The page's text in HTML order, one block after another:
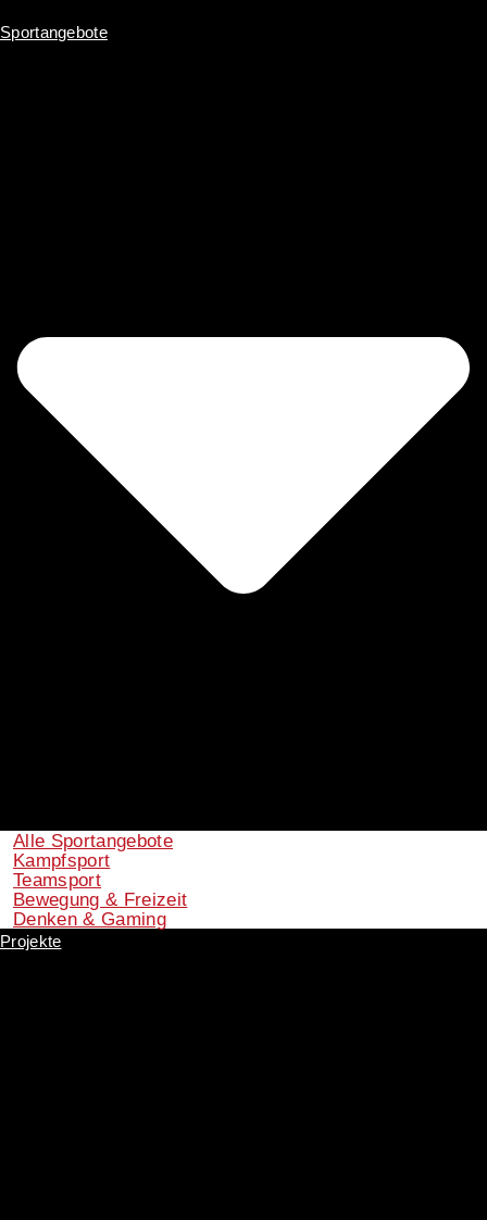
Sportangebote
Alle Sportangebote
Kampfsport
Teamsport
Bewegung & Freizeit
Denken & Gaming
Projekte